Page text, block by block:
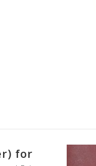
for